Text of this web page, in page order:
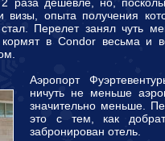
визы, опыта получения
Перелет занял чуть
в Condor весьма и
Аэропорт
ничуть не меньше
значительно меньше.
это с тем, как
забронирован отель.